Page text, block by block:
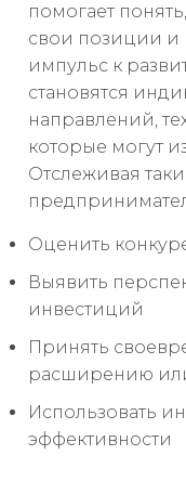
помогает
свои позиции и
импульс к
становятся
направлений,
которые могут
Отслеживая
Оценить
Выявить
инвестиций
Принять
расширению
Использовать
эффективности